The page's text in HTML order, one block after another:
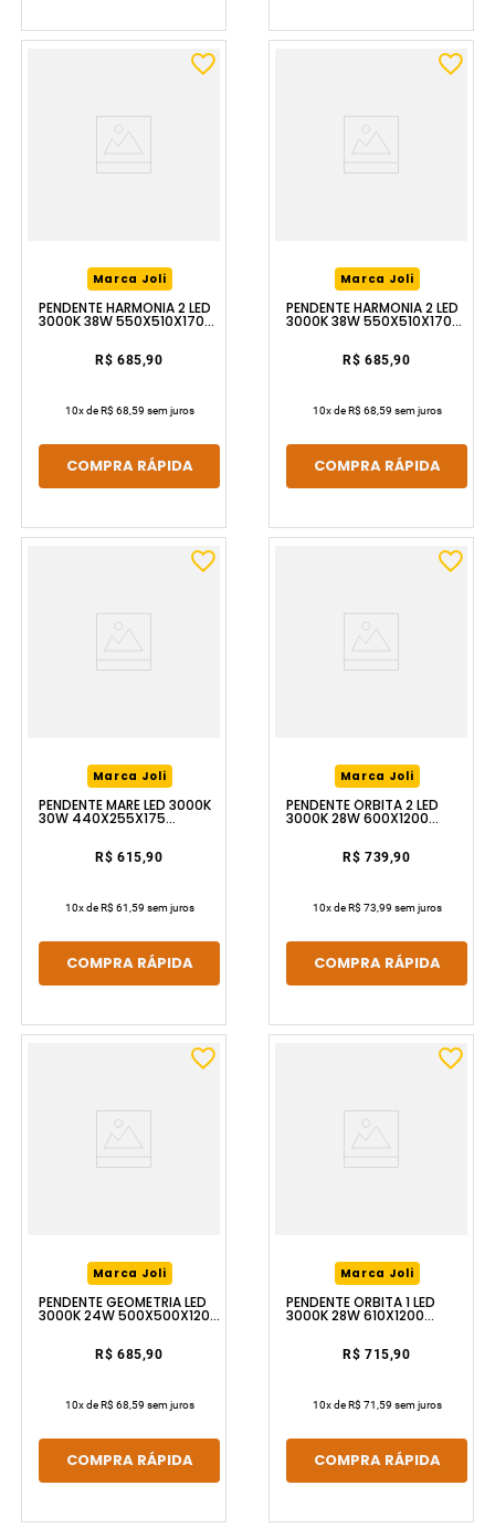
Marca Joli
PENDENTE HARMONIA 2 LED
3000K 38W 550X510X170
R$ 685,90
10x deR$ 68,59 sem juros
COMPRA RÁPIDA
Marca Joli
PENDENTE HARMONIA 2 LED
3000K 38W 550X510X170
R$ 685,90
10x deR$ 68,59 sem juros
COMPRA RÁPIDA
Marca Joli
PENDENTE MARÉ LED 3000K
30W 440X255X175
R$ 615,90
10x deR$ 61,59 sem juros
COMPRA RÁPIDA
Marca Joli
PENDENTE ÓRBITA 2 LED
3000K 28W 600X1200
R$ 739,90
10x deR$ 73,99 sem juros
COMPRA RÁPIDA
Marca Joli
PENDENTE GEOMETRIA LED
3000K 24W 500X500X1200
R$ 685,90
10x deR$ 68,59 sem juros
COMPRA RÁPIDA
Marca Joli
PENDENTE ÓRBITA 1 LED
3000K 28W 610X1200
R$ 715,90
10x deR$ 71,59 sem juros
COMPRA RÁPIDA